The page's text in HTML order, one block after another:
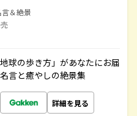
＆絶景
球の歩き方」があなたにお届
言と癒やしの絶景集
詳細を見る